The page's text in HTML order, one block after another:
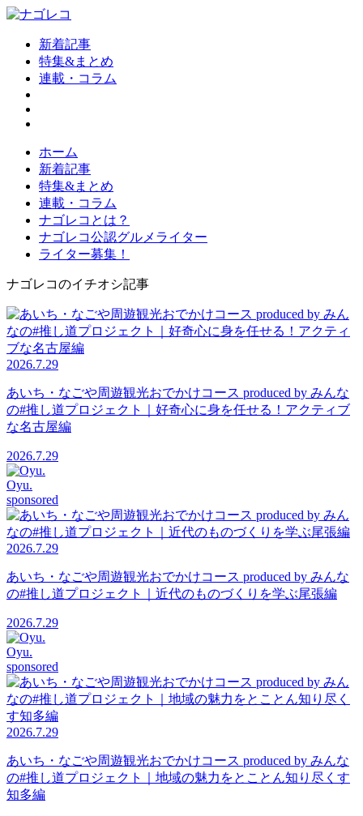
新着記事
特集&まとめ
連載・コラム
ホーム
新着記事
特集&まとめ
連載・コラム
ナゴレコとは？
ナゴレコ公認グルメライター
ライター募集！
ナゴレコのイチオシ記事
2026.7.29
あいち・なごや周遊観光おでかけコース produced by みんな
の#推し道プロジェクト｜好奇心に身を任せる！アクティブ
な名古屋編
2026.7.29
Oyu.
sponsored
2026.7.29
あいち・なごや周遊観光おでかけコース produced by みんな
の#推し道プロジェクト｜近代のものづくりを学ぶ尾張編
2026.7.29
Oyu.
sponsored
2026.7.29
あいち・なごや周遊観光おでかけコース produced by みんな
の#推し道プロジェクト｜地域の魅力をとことん知り尽くす
知多編